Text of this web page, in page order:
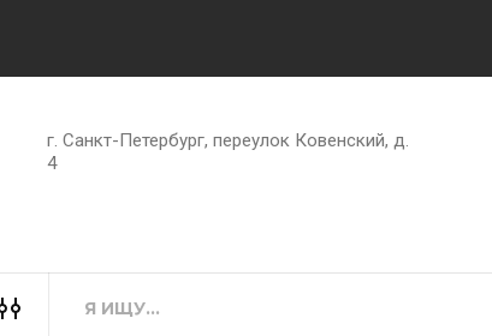
г. Санкт-Петербург, переулок Ковенский, д.
4